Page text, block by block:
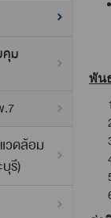
ม
.7
วดล้อม
รี)
พัน